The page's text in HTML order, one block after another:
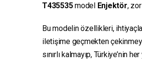
T435535model Enjektör,
Bu modelin özellikleri,
iletişime geçmekten
sınırlı kalmayıp, Türkiye’nin